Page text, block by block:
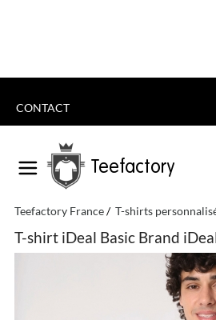
CONTACT
Teefactory
Teefactory France T-shirts
T-shirt iDeal Basic Brand